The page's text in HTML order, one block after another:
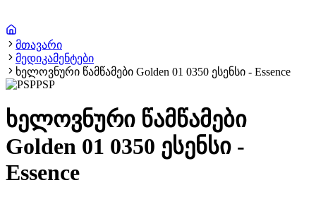
მთავარი
მედიკამენტები
ხელოვნური წამწამები Golden 01 0350 ესენსი - Essence
PSP
ხელოვნური წამწამები
Golden 01 0350 ესენსი -
Essence